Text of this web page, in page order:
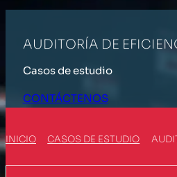
AUDITORÍA DE
Casos de estudio
CONTÁCTENOS
INICIO CASOS DE ESTUDIO